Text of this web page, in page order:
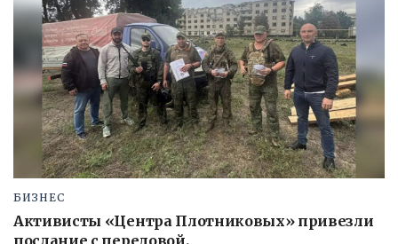
БИЗНЕС
Активисты «Центра Плотниковых» привезли
послание с передовой.